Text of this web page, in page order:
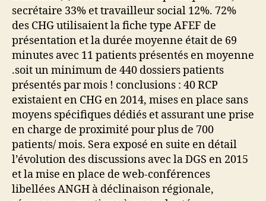
secrétaire 33% et travailleur social 12%. 72%
des CHG utilisaient la fiche type AFEF de
présentation et la durée moyenne était de 69
minutes avec 11 patients présentés en moyenne
.soit un minimum de 440 dossiers patients
présentés par mois ! conclusions : 40 RCP
existaient en CHG en 2014, mises en place sans
moyens spécifiques dédiés et assurant une prise
en charge de proximité pour plus de 700
patients/ mois. Sera exposé en suite en détail
l’évolution des discussions avec la DGS en 2015
et la mise en place de web-conférences
libellées ANGH à déclinaison régionale,